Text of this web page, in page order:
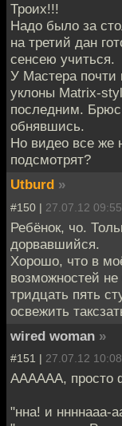
Троих!!!
Надо было за
на третий дан
сенсею учиться.
У Мастера почти
уклоны Matrix-
последним.
обнявшись.
Но видео все же
подсмотрят?
Utburd »
#150 | 27.07.12 09:55
Ребёнок, чо.
дорвавшийся.
Хорошо, что в
возможностей
тридцать пять
освежить
wired woman »
#151 | 27.07.12 10:08
АААААА, просто
"нна! и ннннааа-